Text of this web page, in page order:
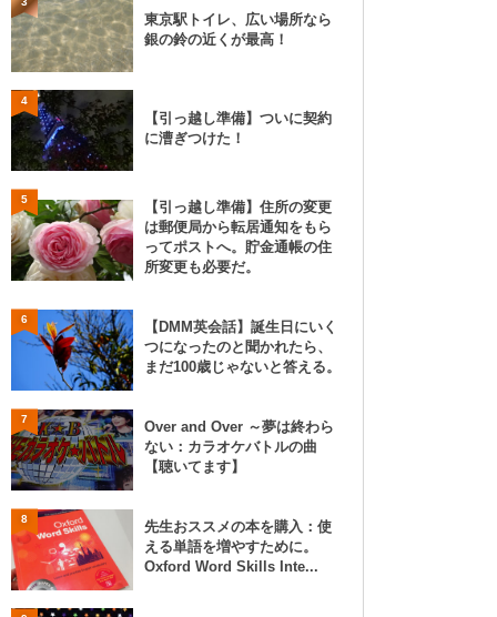
東京駅トイレ、広い場所なら
銀の鈴の近くが最高！
4
【引っ越し準備】ついに契約
に漕ぎつけた！
5
【引っ越し準備】住所の変更
は郵便局から転居通知をもら
ってポストへ。貯金通帳の住
所変更も必要だ。
6
【DMM英会話】誕生日にいく
つになったのと聞かれたら、
まだ100歳じゃないと答える。
7
Over and Over ～夢は終わら
ない：カラオケバトルの曲
【聴いてます】
8
先生おススメの本を購入：使
える単語を増やすために。
Oxford Word Skills Inte...